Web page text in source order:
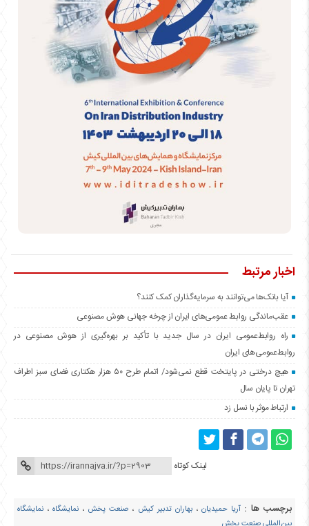
اخبار مرتبط
آیا بانک‌ها می‌توانند به سرمایه‌گذاران کمک کنند؟
عقب‌ماندگی روابط عمومی‌های ایران از چرخه جهانی هوش مصنوعی
راه روابط‌عمومی ایران در سال جدید با تأکید بر بهره‌گیری از هوش مصنوعی در
روابط‌عمومی‌های ایران
هیچ درختی در پایتخت قطع نمی‌شود/ اتمام طرح ۵۰ هزار هکتاری فضای سبز اطراف
تهران تا پایان سال
ارتباط موثر با نسل زد
لینک کوتاه
برچسب ها : آریا حمیدیان ،بهاران تدبیر کیش ، صنعت پخش ، نمایشگاه، نمایشگاه